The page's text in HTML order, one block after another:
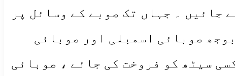
جائیں ۔ جہاں تک صوبے کے وسائل پر
صوبائی اسمبلی اور صوبائی
سیٹھ کو فروخت کی جائے ، صوبائی